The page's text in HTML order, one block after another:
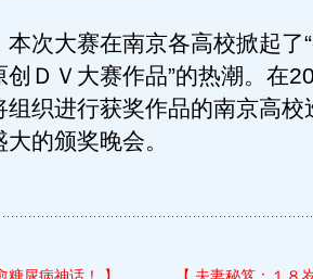
大赛在南京各高校掀起了“
创ＤＶ大赛作品”的热潮。在
组织进行获奖作品的南京高校
的颁奖晚会。